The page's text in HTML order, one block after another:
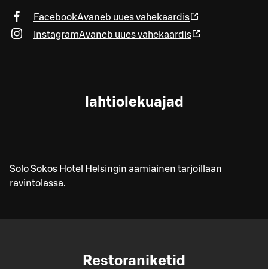
FacebookAvaneb uues vahekaardis
InstagramAvaneb uues vahekaardis
lahtiolekuajad
Solo Sokos Hotel Helsingin aamiainen tarjoillaan
ravintolassa.
Restoraniketid